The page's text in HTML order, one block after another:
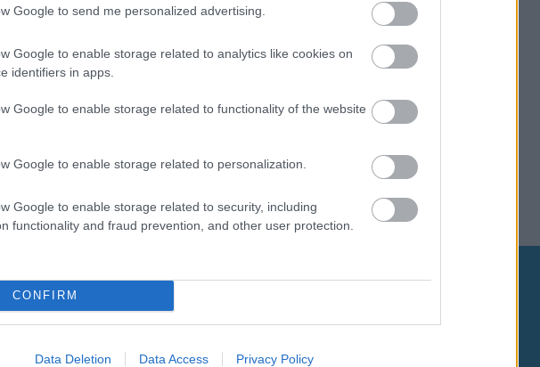
Google to send me personalized advertising.
Google to enable storage related to analytics like cookies on
identifiers in apps.
Google to enable storage related to functionality of the website
Google to enable storage related to personalization.
Google to enable storage related to security, including
functionality and fraud prevention, and other user protection.
CONFIRM
Data Deletion Data Access Privacy Policy
μας